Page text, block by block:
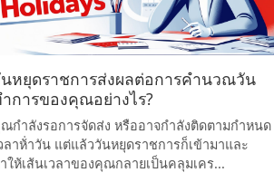
หยุดราชการส่งผลต่อการคำนวณวัน
การของคุณอย่างไร?
กำลังรอการจัดส่ง หรืออาจกำลังติดตามกำหนด
ลาห้่าวัน แต่แล้ววันหยุดราชการก็เข้ามาและ
ให้เส้นเวลาของคุณกลายเป็นคลุมเคร...